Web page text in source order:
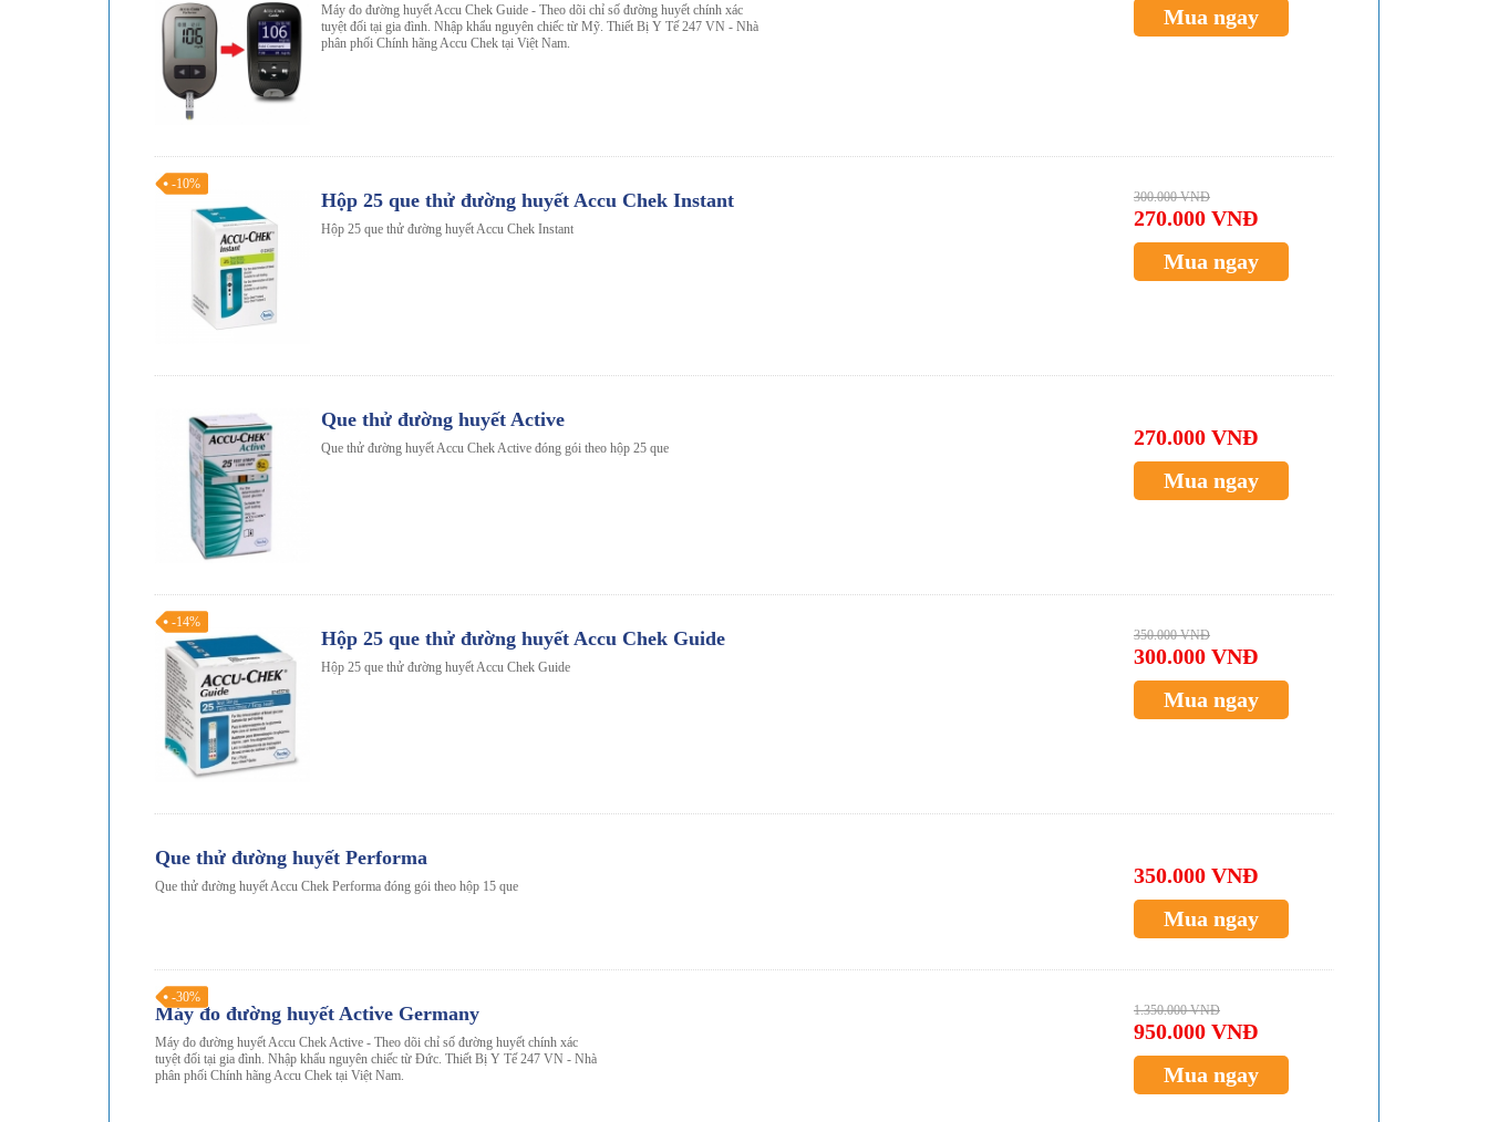
Máy đo đường huyết Accu Chek Guide - Theo dõi chỉ số đường huyết chính xác
tuyệt đối tại gia đình. Nhập khẩu nguyên chiếc từ Mỹ. Thiết Bị Y Tế 247 VN - Nhà
phân phối Chính hãng Accu Chek tại Việt Nam.
Mua ngay
-10%
Hộp 25 que thử đường huyết Accu Chek Instant
Hộp 25 que thử đường huyết Accu Chek Instant
300.000 VNĐ
270.000 VNĐ
Mua ngay
Que thử đường huyết Active
Que thử đường huyết Accu Chek Active đóng gói theo hộp 25 que
270.000 VNĐ
Mua ngay
-14%
Hộp 25 que thử đường huyết Accu Chek Guide
Hộp 25 que thử đường huyết Accu Chek Guide
350.000 VNĐ
300.000 VNĐ
Mua ngay
Que thử đường huyết Performa
Que thử đường huyết Accu Chek Performa đóng gói theo hộp 15 que
350.000 VNĐ
Mua ngay
-30%
Máy đo đường huyết Active Germany
Máy đo đường huyết Accu Chek Active - Theo dõi chỉ số đường huyết chính xác
tuyệt đối tại gia đình. Nhập khẩu nguyên chiếc từ Đức. Thiết Bị Y Tế 247 VN - Nhà
phân phối Chính hãng Accu Chek tại Việt Nam.
1.350.000 VNĐ
950.000 VNĐ
Mua ngay